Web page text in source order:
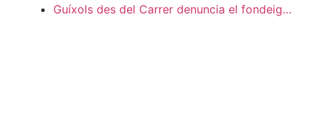
Guíxols des del Carrer denuncia el fondeig…